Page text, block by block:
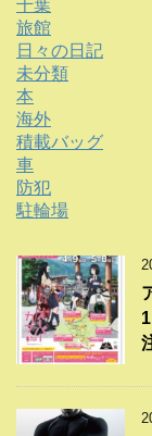
千葉
旅館
日々の日記
未分類
本
海外
積載バッグ
車
防犯
駐輪場